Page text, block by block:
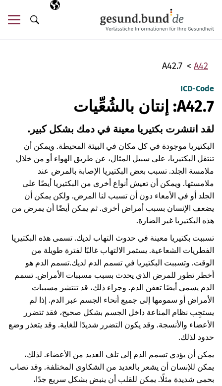
اللغة المختارة
AR
البحث
A42
A42.7
ICD-Code
A42.7: إنتان بالشُعِّيات
لقد انتشرت بكتيريا معينة في دمك بشكل كبير.
البكتيريا موجودة في كل مكان في البيئة المحيطة. ويمكن أن
تنتقل البكتيريا، على سبيل المثال، عن طريق الهواء أو من خلال
ملامسة الجلد. تسبب بعض البكتيريا الإصابة بالمرض عند
ملامستها. ويمكن أن تعيش أنواع أخرى من البكتيريا أيضًا على
الجلد أو في الأمعاء دون أن تسبب لنا المرض. ولكن يمكن أن
يضعف الإنسان بسبب أمراض أخرى. ثم يمكن أيضًا أن يمرض من
هذه البكتيريا غير الضارة.
تسببت بكتيريا معينة في حدوث التهاب لديك. تسمى هذه البكتيريا
الفطريات الشعاعية. يستمر الالتهاب غالبًا لفترة طويلة من
الوقت. وتسببت البكتيريا في تسمم الدم لديك.تسمم الدم هو
أخطر تطور للمرض الذي يحدث بسبب مسببات الأمراض. تسمم
الدم يسمى أيضًا تعفن الدم. وجراء ذلك، قد تنتشر مسببات
الأمراض أو سمومها إلى جميع أنحاء الجسم عبر الدم. ‏‫إذا لم
يستجِب نظام المناعة داخل الجسم بشكل صحيح، فقد تتضرر
الأعضاء والأنسجة. وقد يكون التضرر شديدًا للغاية. وقد يتعذر وضع
حدود لذلك.
يمكن أن يؤدي تسمم الدم إلى تلف العديد من الأعضاء. لذلك،
يمكن للإنسان أن يشعر بالعديد من الشكاوى المختلفة. وقد تصاب
بحمى شديدة مثلًا. يمكن للقلب أن ينبض بشكل سريع جدًا،